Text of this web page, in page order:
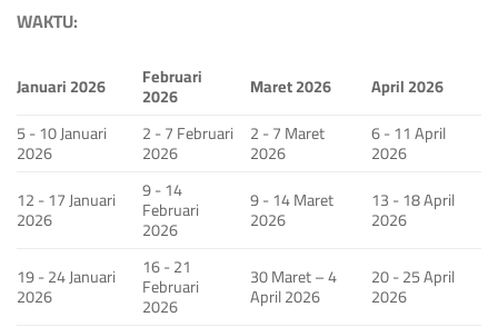
WAKTU:
Januari 2026 Februari
2026 Maret 2026
April 2026
5 - 10 Januari
2026
2 - 7 Februari
2026
2 - 7 Maret
2026
6 - 11 April
2026
12 - 17 Januari
2026
9 - 14
Februari
2026
9 - 14 Maret
2026
13 - 18 April
2026
19 - 24 Januari
2026
16 - 21
Februari
2026
30 Maret – 4
April 2026
20 - 25 April
2026